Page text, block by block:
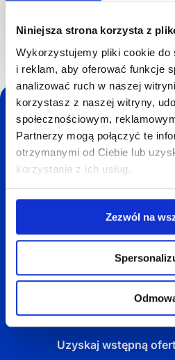
Niniejsza strona korzysta z
Wykorzystujemy pliki cookie do
i reklam, aby oferować funkcje
analizować ruch w naszej
korzystasz z naszej witryny,
społecznościowym,
Partnerzy mogą połączyć te
otrzymanymi od Ciebie lub
korzystania z ich usług.
Zezwól na
Oszczędź
sprzedaj
lub dom do
zobowiązań. Wybrane
kupujemy za gotówkę na
→ Szybka
→ Tylko jedna wizyta
→ Sprzedaż
→ Brak
Uzyskaj wstępną